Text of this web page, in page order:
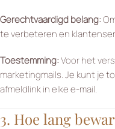
Gerechtvaardigd belang:
te verbeteren en
Toestemming:Voor het
marketingmails. Je kunt je
afmeldlink in elke e-mail.
3. Hoe lang